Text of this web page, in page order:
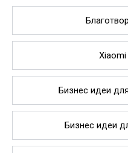
Бизнес идеи
Бизнес идеи